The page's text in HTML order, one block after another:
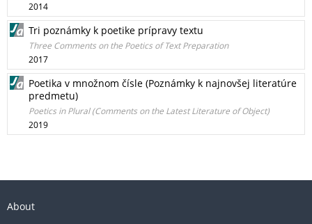
2014
Tri poznámky k poetike prípravy textu
Three Comments on the Poetics of Text Preparation
2017
Poetika v množnom čísle (Poznámky k najnovšej literatúre
predmetu)
Poetics in Plural (Comments on the Latest Literature of Object)
2019
About